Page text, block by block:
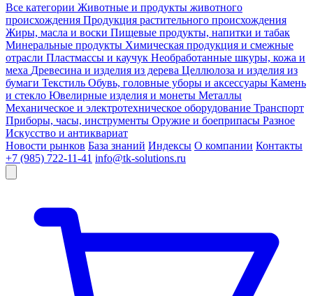
Все категории Животные и продукты животного
происхождения Продукция растительного происхождения
Жиры, масла и воски Пищевые продукты, напитки и табак
Минеральные продукты Химическая продукция и смежные
отрасли Пластмассы и каучук Необработанные шкуры, кожа и
меха Древесина и изделия из дерева Целлюлоза и изделия из
бумаги Текстиль Обувь, головные уборы и аксессуары Камень
и стекло Ювелирные изделия и монеты Металлы
Механическое и электротехническое оборудование Транспорт
Приборы, часы, инструменты Оружие и боеприпасы Разное
Искусство и антиквариат
Новости рынков База знаний Индексы О компании Контакты
+7 (985) 722-11-41 info@tk-solutions.ru